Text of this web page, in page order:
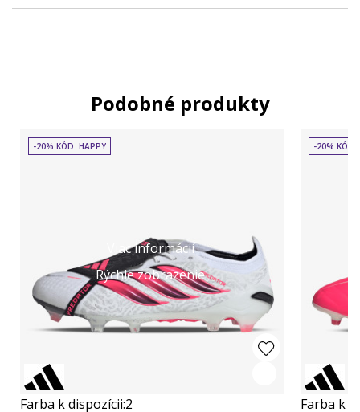
Podobné produkty
Viac informácií
Rýchle zobrazenie
-20% KÓD: HAPPY
Farba k dispozícii:2
-20% KÓD:
Farba k